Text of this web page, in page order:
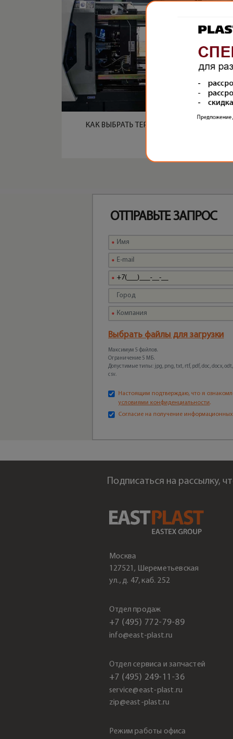
КАК ВЫБРАТЬ ТЕРМОПЛАСТАВТОМАТ
ОТПРАВЬТЕ ЗАПРОС
Выбрать файлы для загрузки
Максимум 5 файлов.
Ограничение 5 МБ.
Допустимые типы: jpg, png, txt, rtf, pdf, doc, docx, odt,
csv.
Настоящим подтверждаю, что я
условиями конфиденциальности.
Согласие на получение
Подписаться на рассылку,
Москва
127521, Шереметьевская
ул., д. 47, каб. 252
Отдел продаж
+7 (495) 772-79-89
info@east-plast.ru
Отдел сервиса и запчастей
+7 (495) 249-11-36
service@east-plast.ru
zip@east-plast.ru
Режим работы офиса